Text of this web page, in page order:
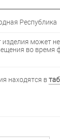
Республика
изделия может
во время
находятся в